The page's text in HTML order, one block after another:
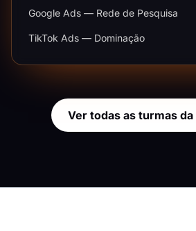
Google Ads — Rede de Pesquisa
TikTok Ads — Dominação
Ver todas as turmas